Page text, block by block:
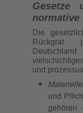
Gesetze
normative
Die
Rückgrat
und
und
gehören